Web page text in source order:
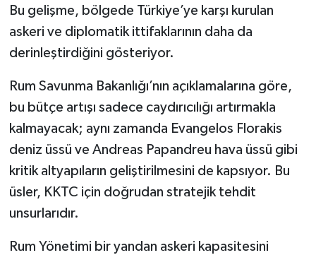
Bu gelişme, bölgede Türkiye’ye karşı kurulan
askeri ve diplomatik ittifaklarının daha da
derinleştirdiğini gösteriyor.
Rum Savunma Bakanlığı’nın açıklamalarına göre,
bu bütçe artışı sadece caydırıcılığı artırmakla
kalmayacak; aynı zamanda Evangelos Florakis
deniz üssü ve Andreas Papandreu hava üssü gibi
kritik altyapıların geliştirilmesini de kapsıyor. Bu
üsler, KKTC için doğrudan stratejik tehdit
unsurlarıdır.
Rum Yönetimi bir yandan askeri kapasitesini